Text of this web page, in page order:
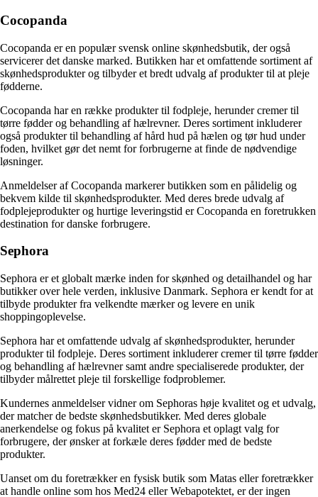
Cocopanda
Cocopanda er en populær svensk online skønhedsbutik, der også
servicerer det danske marked. Butikken har et omfattende sortiment af
skønhedsprodukter og tilbyder et bredt udvalg af produkter til at pleje
fødderne.
Cocopanda har en række produkter til fodpleje, herunder cremer til
tørre fødder og behandling af hælrevner. Deres sortiment inkluderer
også produkter til behandling af hård hud på hælen og tør hud under
foden, hvilket gør det nemt for forbrugerne at finde de nødvendige
løsninger.
Anmeldelser af Cocopanda markerer butikken som en pålidelig og
bekvem kilde til skønhedsprodukter. Med deres brede udvalg af
fodplejeprodukter og hurtige leveringstid er Cocopanda en foretrukken
destination for danske forbrugere.
Sephora
Sephora er et globalt mærke inden for skønhed og detailhandel og har
butikker over hele verden, inklusive Danmark. Sephora er kendt for at
tilbyde produkter fra velkendte mærker og levere en unik
shoppingoplevelse.
Sephora har et omfattende udvalg af skønhedsprodukter, herunder
produkter til fodpleje. Deres sortiment inkluderer cremer til tørre fødder
og behandling af hælrevner samt andre specialiserede produkter, der
tilbyder målrettet pleje til forskellige fodproblemer.
Kundernes anmeldelser vidner om Sephoras høje kvalitet og et udvalg,
der matcher de bedste skønhedsbutikker. Med deres globale
anerkendelse og fokus på kvalitet er Sephora et oplagt valg for
forbrugere, der ønsker at forkæle deres fødder med de bedste
produkter.
Uanset om du foretrækker en fysisk butik som Matas eller foretrækker
at handle online som hos Med24 eller Webapotektet, er der ingen